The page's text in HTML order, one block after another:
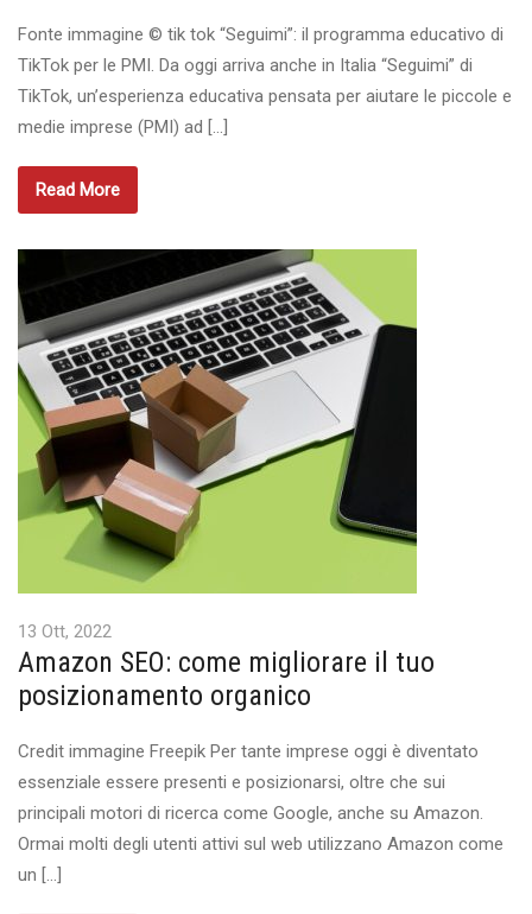
Fonte immagine © tik tok “Seguimi”: il programma educativo di
TikTok per le PMI. Da oggi arriva anche in Italia “Seguimi” di
TikTok, un’esperienza educativa pensata per aiutare le piccole e
medie imprese (PMI) ad […]
Read More
13 Ott, 2022
Amazon SEO: come migliorare il tuo
posizionamento organico
Credit immagine Freepik Per tante imprese oggi è diventato
essenziale essere presenti e posizionarsi, oltre che sui
principali motori di ricerca come Google, anche su Amazon.
Ormai molti degli utenti attivi sul web utilizzano Amazon come
un […]